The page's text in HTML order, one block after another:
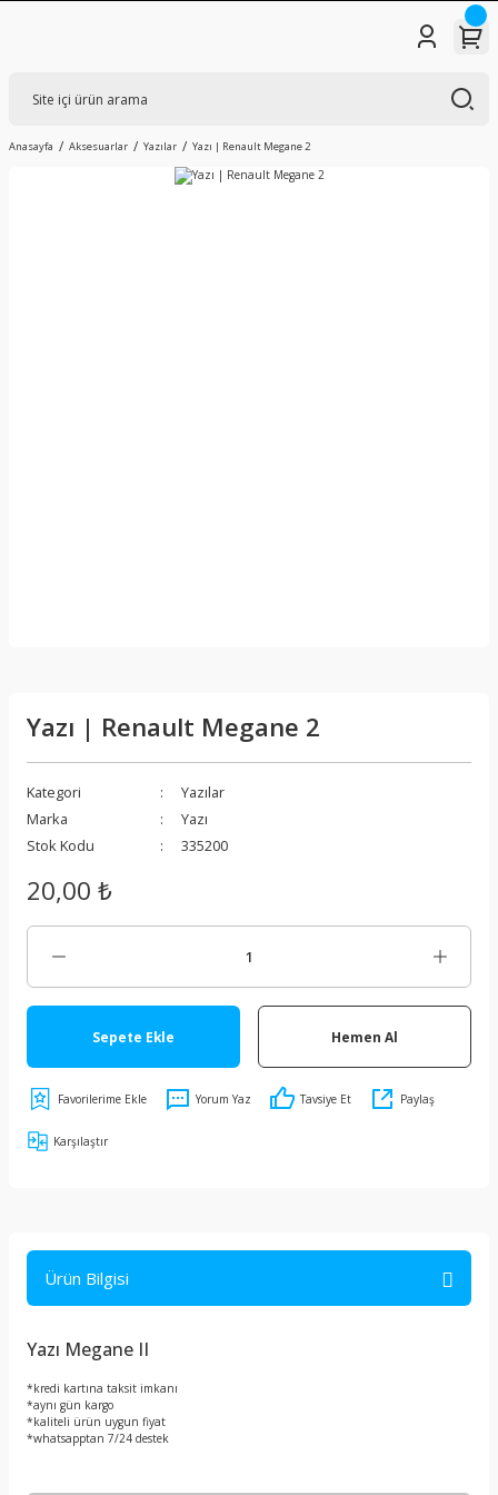
Anasayfa Aksesuarlar Yazılar Yazı | Renault Megane 2
Yazı | Renault Megane 2
Kategori
Yazılar
Marka
Yazı
Stok Kodu
335200
20,00 ₺
Sepete Ekle Hemen Al
Yorum Yaz Tavsiye Et Paylaş
Karşılaştır
Ürün Bilgisi
Yazı Megane II
*kredi kartına taksit imkanı
*aynı gün kargo
*kaliteli ürün uygun fiyat
*whatsapptan 7/24 destek